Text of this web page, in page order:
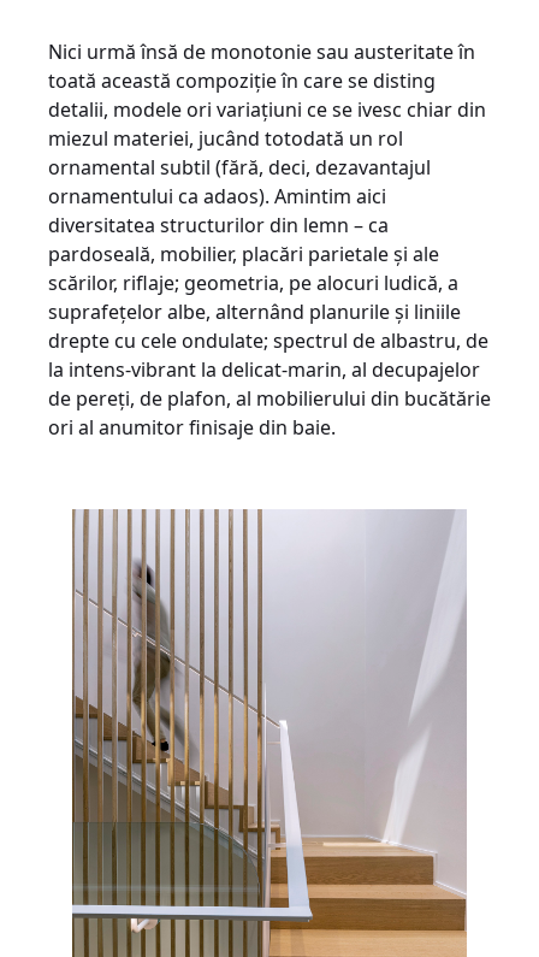
Nici urmă însă de monotonie sau austeritate în
toată această compoziție în care se disting
detalii, modele ori variațiuni ce se ivesc chiar din
miezul materiei, jucând totodată un rol
ornamental subtil (fără, deci, dezavantajul
ornamentului ca adaos). Amintim aici
diversitatea structurilor din lemn – ca
pardoseală, mobilier, placări parietale și ale
scărilor, riflaje; geometria, pe alocuri ludică, a
suprafețelor albe, alternând planurile și liniile
drepte cu cele ondulate; spectrul de albastru, de
la intens-vibrant la delicat-marin, al decupajelor
de pereți, de plafon, al mobilierului din bucătărie
ori al anumitor finisaje din baie.